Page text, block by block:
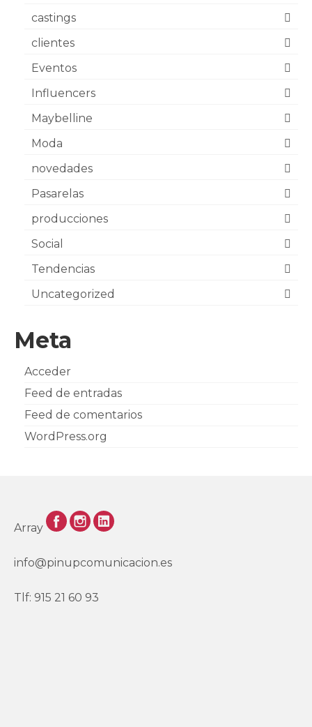
castings
clientes
Eventos
Influencers
Maybelline
Moda
novedades
Pasarelas
producciones
Social
Tendencias
Uncategorized
Meta
Acceder
Feed de entradas
Feed de comentarios
WordPress.org
Array
info@pinupcomunicacion.es
Tlf: 915 21 60 93